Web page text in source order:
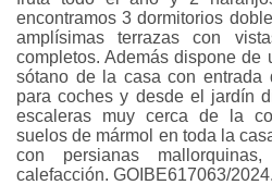
encontramos 3 dormitorios
amplísimas terrazas con
completos. Además dispone de
sótano de la casa con entrada
para coches y desde el jardín
escaleras muy cerca de la
suelos de mármol en toda la
con persianas
calefacción. GOIBE617063/2024.